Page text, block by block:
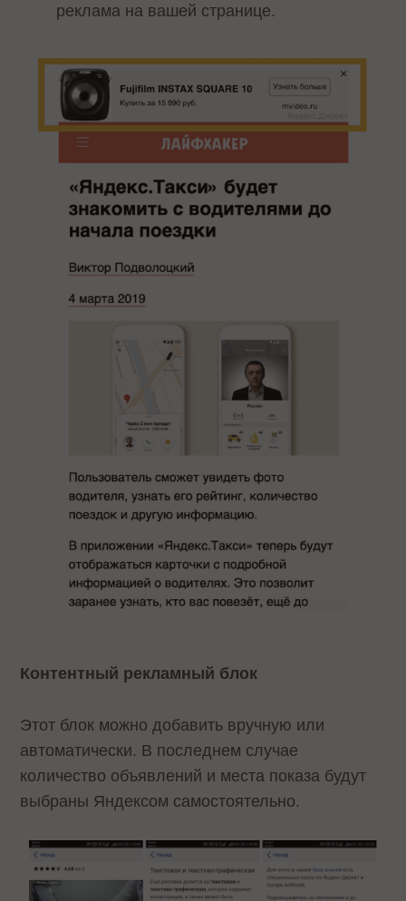
реклама на вашей странице.
Контентный рекламный блок
Этот блок можно добавить вручную или
автоматически. В последнем случае
количество объявлений и места показа будут
выбраны Яндексом самостоятельно.